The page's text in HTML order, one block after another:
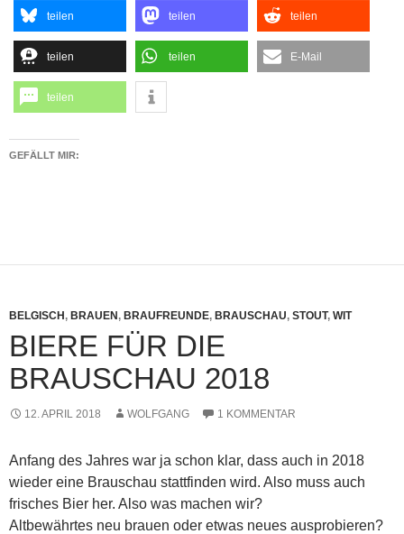
teilen teilen teilen
teilen teilen E-Mail
teilen
GEFÄLLT MIR:
BELGISCH , BRAUEN , BRAUFREUNDE, BRAUSCHAU, STOUT, WIT
BIERE FÜR DIE
BRAUSCHAU 2018
12. APRIL 2018 WOLFGANG 1 KOMMENTAR
Anfang des Jahres war ja schon klar, dass auch in 2018
wieder eine Brauschau stattfinden wird. Also muss auch
frisches Bier her. Also was machen wir?
Altbewährtes neu brauen oder etwas neues ausprobieren?